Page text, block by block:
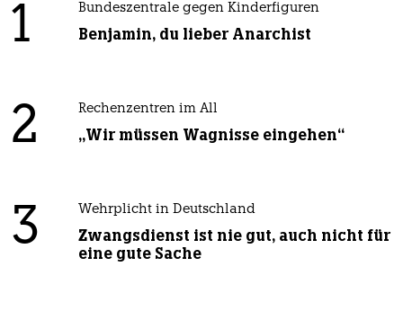
1 Bundeszentrale gegen Kinderfiguren
Benjamin, du lieber Anarchist
2 Rechenzentren im All
„Wir müssen Wagnisse eingehen“
3 Wehrplicht in Deutschland
Zwangsdienst ist nie gut, auch nicht für
eine gute Sache